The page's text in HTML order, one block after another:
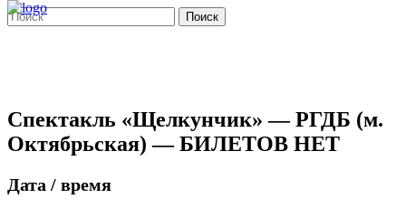
Поиск
Спектакль «Щелкунчик» — РГДБ (м.
Октябрьская) — БИЛЕТОВ НЕТ
Дата / время